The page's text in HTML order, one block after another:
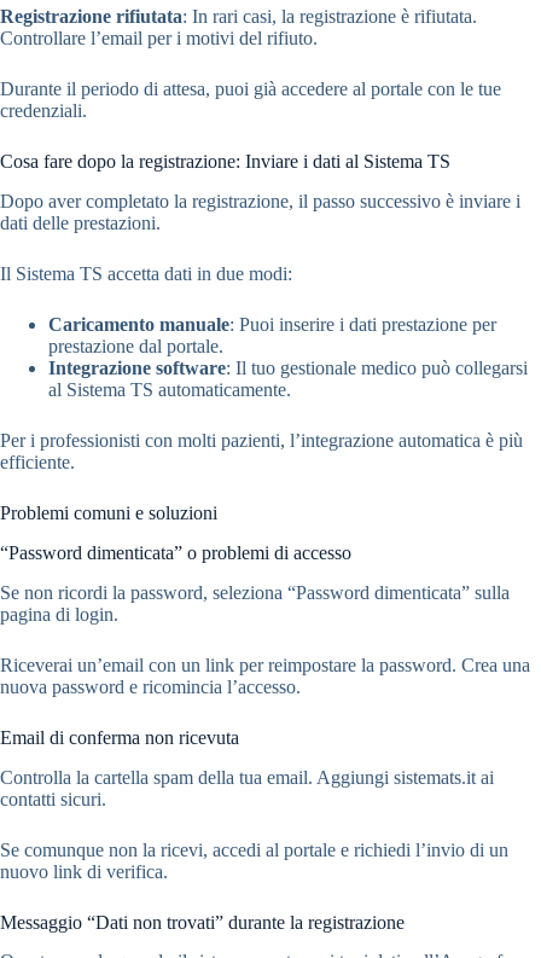
Registrazione rifiutata: In rari casi, la registrazione è rifiutata.
Controllare l’email per i motivi del rifiuto.
Durante il periodo di attesa, puoi già accedere al portale con le tue
credenziali.
Cosa fare dopo la registrazione: Inviare i dati al Sistema TS
Dopo aver completato la registrazione, il passo successivo è inviare i
dati delle prestazioni.
Il Sistema TS accetta dati in due modi:
Caricamento manuale: Puoi inserire i dati prestazione per
prestazione dal portale.
Integrazione software: Il tuo gestionale medico può collegarsi
al Sistema TS automaticamente.
Per i professionisti con molti pazienti, l’integrazione automatica è più
efficiente.
Problemi comuni e soluzioni
“Password dimenticata” o problemi di accesso
Se non ricordi la password, seleziona “Password dimenticata” sulla
pagina di login.
Riceverai un’email con un link per reimpostare la password. Crea una
nuova password e ricomincia l’accesso.
Email di conferma non ricevuta
Controlla la cartella spam della tua email. Aggiungi sistemats.it ai
contatti sicuri.
Se comunque non la ricevi, accedi al portale e richiedi l’invio di un
nuovo link di verifica.
Messaggio “Dati non trovati” durante la registrazione